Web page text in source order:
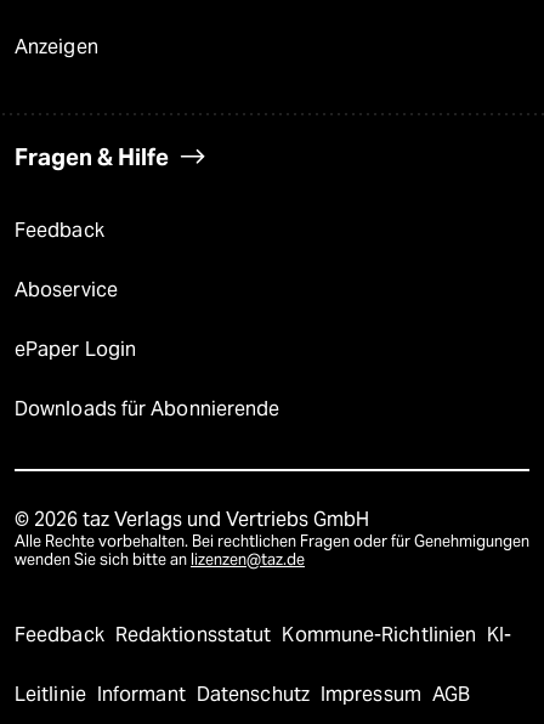
Anzeigen
Fragen & Hilfe
Feedback
Aboservice
ePaper Login
Downloads für Abonnierende
© 2026 taz Verlags und Vertriebs GmbH
Alle Rechte vorbehalten. Bei rechtlichen Fragen oder für Genehmigungen
wenden Sie sich bitte an lizenzen@taz.de
Feedback Redaktionsstatut Kommune-Richtlinien KI-
Leitlinie Informant Datenschutz Impressum AGB